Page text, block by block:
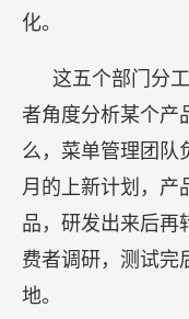
化。
这五个部门分
者角度分析某个产
么，菜单管理团队
月的上新计划，产
品，研发出来后再
费者调研，测试完
地。